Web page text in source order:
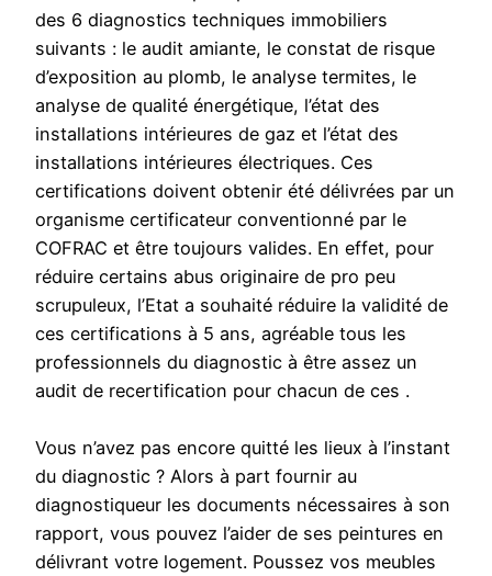
des 6 diagnostics techniques immobiliers
suivants : le audit amiante, le constat de risque
d’exposition au plomb, le analyse termites, le
analyse de qualité énergétique, l’état des
installations intérieures de gaz et l’état des
installations intérieures électriques. Ces
certifications doivent obtenir été délivrées par un
organisme certificateur conventionné par le
COFRAC et être toujours valides. En effet, pour
réduire certains abus originaire de pro peu
scrupuleux, l’Etat a souhaité réduire la validité de
ces certifications à 5 ans, agréable tous les
professionnels du diagnostic à être assez un
audit de recertification pour chacun de ces .
Vous n’avez pas encore quitté les lieux à l’instant
du diagnostic ? Alors à part fournir au
diagnostiqueur les documents nécessaires à son
rapport, vous pouvez l’aider de ses peintures en
délivrant votre logement. Poussez vos meubles